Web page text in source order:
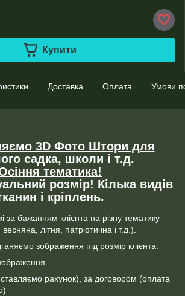
Купити
Доставка Оплата Умови
3D Фото Штори для
садка, школи і т.д.
тематика!
розмір! Кілька видів
і кріплень.
за бажанням клієнта на різну тематику
літня, патріотична і т.д.).
зображення під розмір клієнта.
рахунок), за договором (оплата